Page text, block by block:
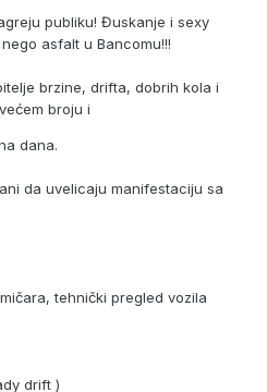
publiku! Đuskanje i sexy
asfalt u Bancomu!!!
brzine, drifta, dobrih kola i
broju i
dana.
da uvelicaju manifestaciju sa
tehnički pregled vozila
drift )